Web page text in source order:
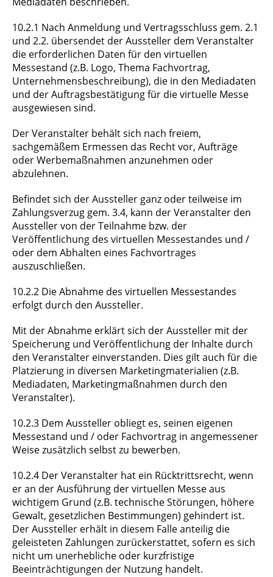
10.2.1 Nach Anmeldung und Vertragsschluss gem. 2.1
und 2.2. übersendet der Aussteller dem Veranstalter
die erforderlichen Daten für den virtuellen
Messestand (z.B. Logo, Thema Fachvortrag,
Unternehmensbeschreibung), die in den Mediadaten
und der Auftragsbestätigung für die virtuelle Messe
ausgewiesen sind.
Der Veranstalter behält sich nach freiem,
sachgemäßem Ermessen das Recht vor, Aufträge
oder Werbemaßnahmen anzunehmen oder
abzulehnen.
Befindet sich der Aussteller ganz oder teilweise im
Zahlungsverzug gem. 3.4, kann der Veranstalter den
Aussteller von der Teilnahme bzw. der
Veröffentlichung des virtuellen Messestandes und /
oder dem Abhalten eines Fachvortrages
auszuschließen.
10.2.2 Die Abnahme des virtuellen Messestandes
erfolgt durch den Aussteller.
Mit der Abnahme erklärt sich der Aussteller mit der
Speicherung und Veröffentlichung der Inhalte durch
den Veranstalter einverstanden. Dies gilt auch für die
Platzierung in diversen Marketingmaterialien (z.B.
Mediadaten, Marketingmaßnahmen durch den
Veranstalter).
10.2.3 Dem Aussteller obliegt es, seinen eigenen
Messestand und / oder Fachvortrag in angemessener
Weise zusätzlich selbst zu bewerben.
10.2.4 Der Veranstalter hat ein Rücktrittsrecht, wenn
er an der Ausführung der virtuellen Messe aus
wichtigem Grund (z.B. technische Störungen, höhere
Gewalt, gesetzlichen Bestimmungen) gehindert ist.
Der Aussteller erhält in diesem Falle anteilig die
geleisteten Zahlungen zurückerstattet, sofern es sich
nicht um unerhebliche oder kurzfristige
Beeinträchtigungen der Nutzung handelt.